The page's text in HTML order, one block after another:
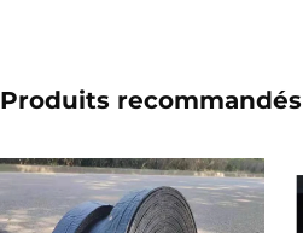
Produits recommandés